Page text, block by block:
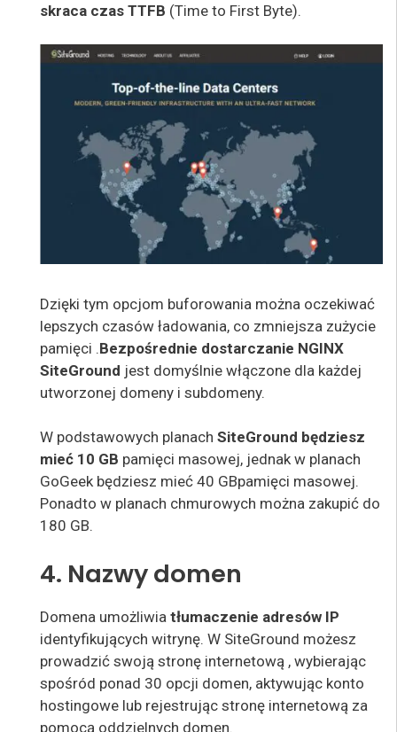
skraca czas TTFB (Time to First Byte).
Dzięki tym opcjom buforowania można oczekiwać
lepszych czasów ładowania, co zmniejsza zużycie
pamięci .Bezpośrednie dostarczanie NGINX
SiteGround jest domyślnie włączone dla każdej
utworzonej domeny i subdomeny.
W podstawowych planach SiteGround będziesz
mieć 10 GB pamięci masowej, jednak w planach
GoGeek będziesz mieć 40 GBpamięci masowej.
Ponadto w planach chmurowych można zakupić do
180 GB.
4. Nazwy domen
Domena umożliwia tłumaczenie adresów IP
identyfikujących witrynę. W SiteGround możesz
prowadzić swoją stronę internetową , wybierając
spośród ponad 30 opcji domen, aktywując konto
hostingowe lub rejestrując stronę internetową za
pomocą oddzielnych domen.